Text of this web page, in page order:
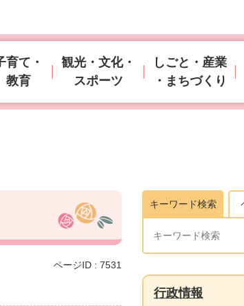
育て・
教育
観光・文化・
スポーツ
しごと・産業
・まちづくり
ページID : 7531
キーワード検索
行政情報